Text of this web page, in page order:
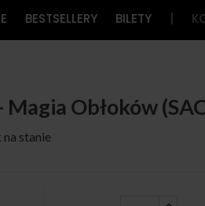
BESTSELLERY BILETY
Obłoków
stanie